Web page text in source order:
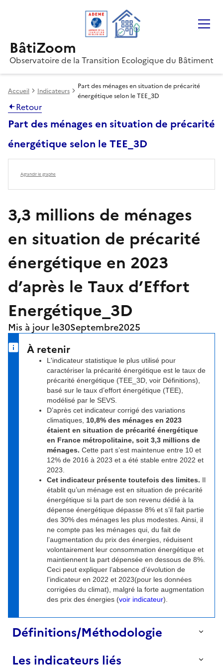
BâtiZoom
Observatoire de la Transition Ecologique du Bâtiment
Accueil Indicateurs
Part des ménages en situation de précarité
énergétique selon le TEE_3D
Retour
Part des ménages en situation de précarité
énergétique selon le TEE_3D
Agrandir le graphe
3,3 millions de ménages
en situation de précarité
énergétique en 2023
d’après le Taux d’Effort
Energétique_3D
Mis à jour le30Septembre2025
À retenir
L'indicateur statistique le plus utilisé pour
caractériser la précarité énergétique est le taux de
précarité énergétique (TEE_3D, voir Définitions),
basé sur le taux d’effort énergétique (TEE),
modélisé par le SEVS.
D’après cet indicateur corrigé des variations
climatiques, 10,8% des ménages en 2023
étaient en situation de précarité énergétique
en France métropolitaine, soit 3,3 millions de
ménages. Cette part s’est maintenue entre 10 et
12% de 2016 à 2023 et a été stable entre 2022 et
2023.
Cet indicateur présente toutefois des limites. Il
établit qu’un ménage est en situation de précarité
énergétique si la part de son revenu dédié à la
dépense énergétique dépasse 8% et s’il fait partie
des 30% des ménages les plus modestes. Ainsi, il
ne compte pas les ménages qui, du fait de
l’augmentation du prix des énergies, réduisent
volontairement leur consommation énergétique et
maintiennent la part dépensée en dessous de 8%.
Ceci peut expliquer l’absence d’évolution de
l’indicateur en 2022 et 2023(pour les données
corrigées du climat), malgré la forte augmentation
des prix des énergies (voir indicateur).
Définitions/Méthodologie
Précarité énergétique
« Est en situation de précarité énergétique [...] une
Les indicateurs liés